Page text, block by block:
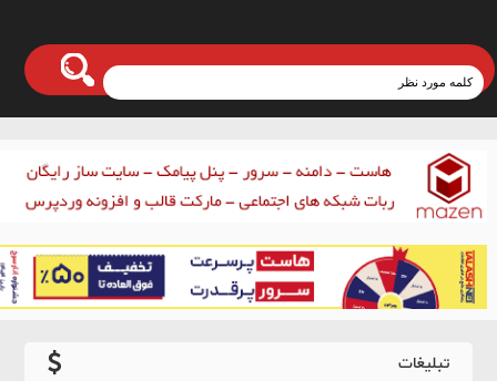
تبلیغات